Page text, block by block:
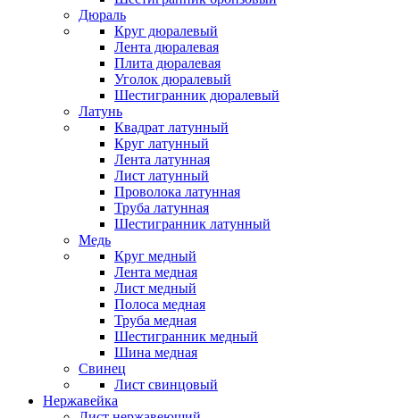
Дюраль
Круг дюралевый
Лента дюралевая
Плита дюралевая
Уголок дюралевый
Шестигранник дюралевый
Латунь
Квадрат латунный
Круг латунный
Лента латунная
Лист латунный
Проволока латунная
Труба латунная
Шестигранник латунный
Медь
Круг медный
Лента медная
Лист медный
Полоса медная
Труба медная
Шестигранник медный
Шина медная
Свинец
Лист свинцовый
Нержавейка